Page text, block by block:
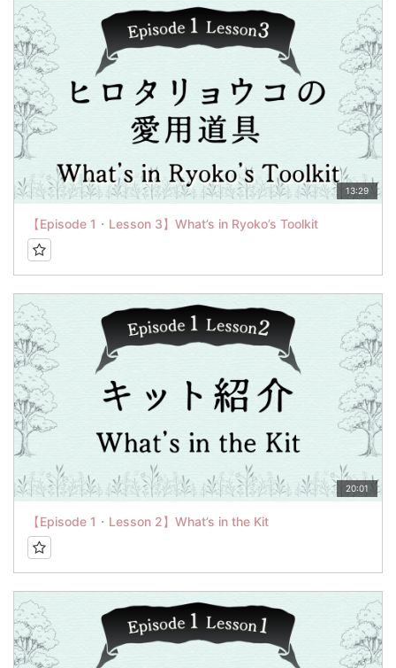
13:29
【Episode 1・Lesson 3】What’s in Ryoko’s Toolkit
20:01
【Episode 1・Lesson 2】What’s in the Kit